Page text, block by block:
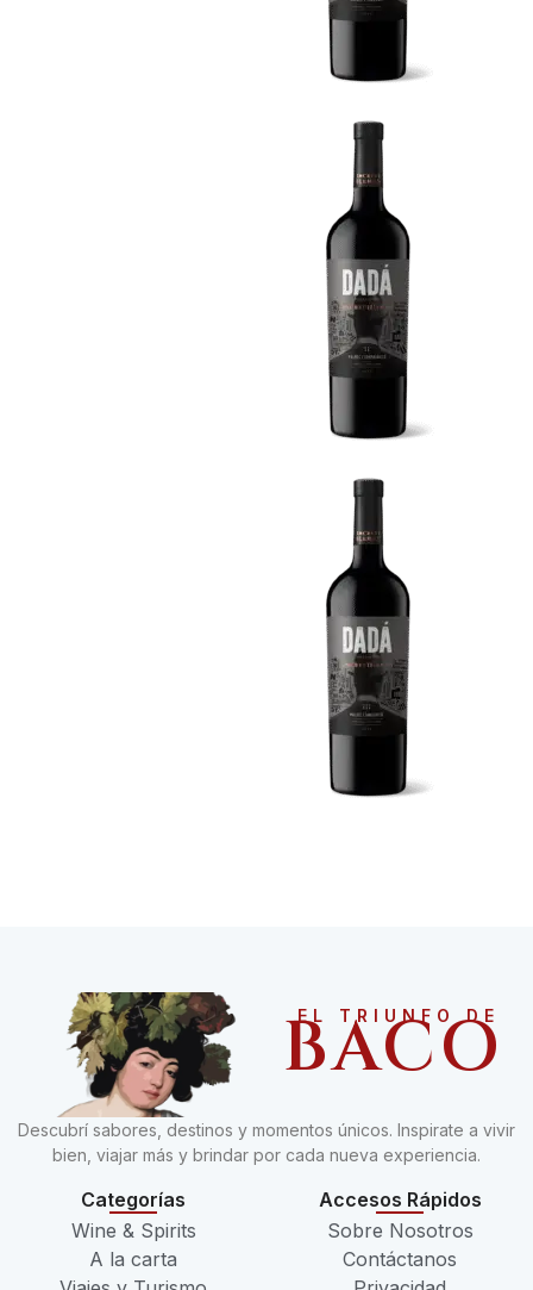
EL TRIUNFO DE
BACO
Descubrí sabores, destinos y momentos únicos. Inspirate a vivir
bien, viajar más y brindar por cada nueva experiencia.
Categorías
Wine & Spirits
A la carta
Accesos Rápidos
Sobre Nosotros
Contáctanos